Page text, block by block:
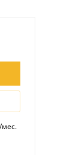
мес.